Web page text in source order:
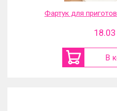
Фартук для
18.03
В